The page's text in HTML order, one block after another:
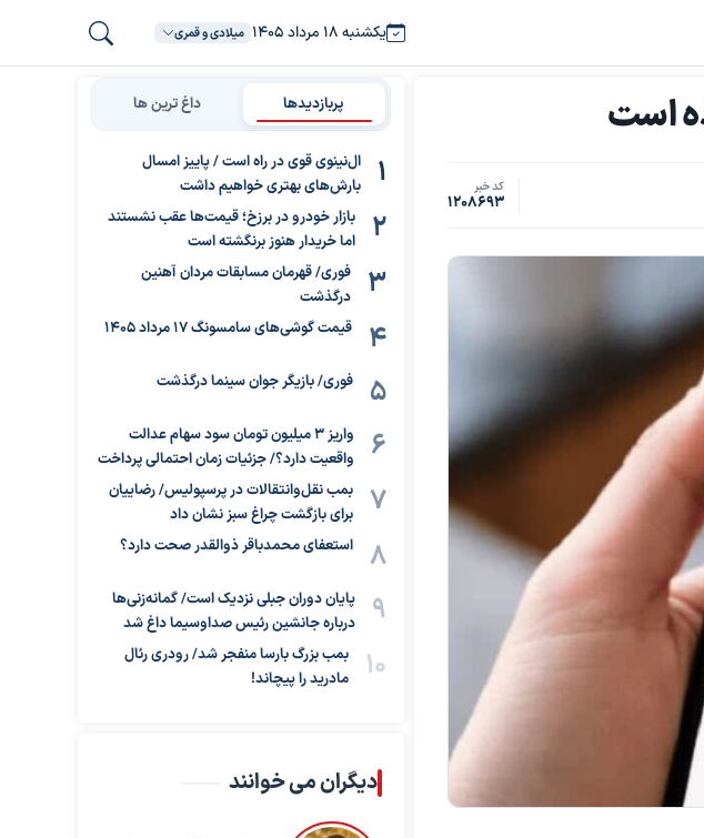
یکشنبه ۱۸ مرداد ۱۴۰۵ میلادی و قمری
کد خبر
1208693
پربازدیدها داغ ترین ها
ال‌نینوی قوی در راه است / پاییز امسال
بارش‌های بهتری خواهیم داشت
بازار خودرو در برزخ؛ قیمت‌ها عقب نشستند
اما خریدار هنوز برنگشته است
فوری/ قهرمان مسابقات مردان آهنین
درگذشت
قیمت گوشی‌های سامسونگ 17 مرداد 1405
فوری/ بازیگر جوان سینما درگذشت
واریز ۳ میلیون تومان سود سهام عدالت
واقعیت دارد؟/ جزئیات زمان احتمالی پرداخت
بمب نقل‌وانتقالات در پرسپولیس/ رضاییان
برای بازگشت چراغ سبز نشان داد
استعفای محمدباقر ذوالقدر صحت دارد؟
پایان دوران جبلی نزدیک است/ گمانه‌زنی‌ها
درباره جانشین رئیس صداوسیما داغ شد
بمب بزرگ بارسا منفجر شد/ رودری رئال
مادرید را پیچاند!
دیگران می خوانند